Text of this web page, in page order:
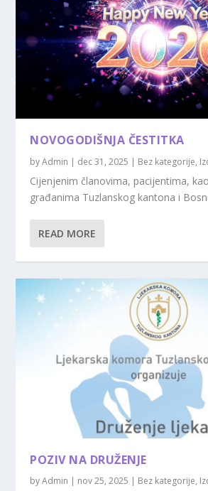
NOVOGODIŠNJA ČESTITKA
byAdmin | dec 31, 2025 | Bez kategorije,
Cijenjenim članovima, pacijentima,
građanima Tuzlanskog kantona i
READ MORE
POZIV NA DRUŽENJE
byAdmin | nov 25, 2025 | Bez kategorije,